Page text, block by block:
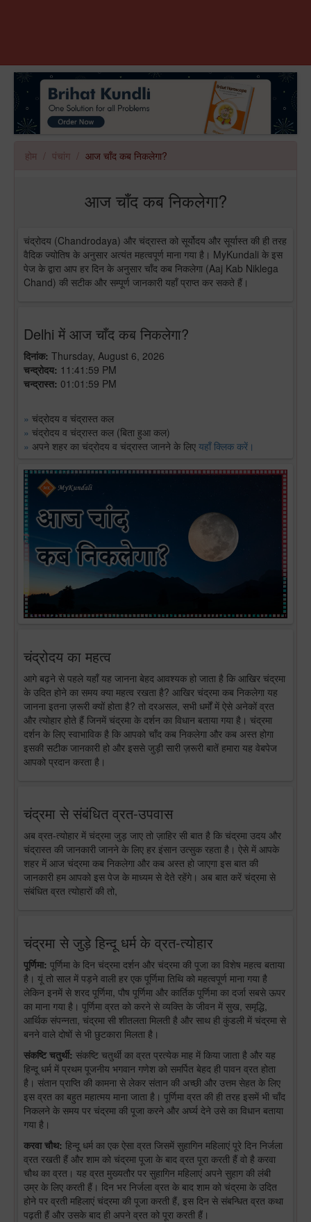
होम पंचांग आज चाँद कब निकलेगा?
आज चाँद कब निकलेगा?
चंद्रोदय (Chandrodaya) और चंद्रास्त को सूर्योदय और सूर्यास्त की ही तरह
वैदिक ज्योतिष के अनुसार अत्यंत महत्वपूर्ण माना गया है। MyKundali के इस
पेज के द्वारा आप हर दिन के अनुसार चाँद कब निकलेगा (Aaj Kab Niklega
Chand) की सटीक और सम्पूर्ण जानकारी यहाँ प्राप्त कर सकते हैं।
Delhi में आज चाँद कब निकलेगा?
दिनांक: Thursday, August 6, 2026
चन्द्रोदय: 11:41:59 PM
चन्द्रास्त: 01:01:59 PM
» चंद्रोदय व चंद्रास्त कल
» चंद्रोदय व चंद्रास्त कल (बिता हुआ कल)
» अपने शहर का चंद्रोदय व चंद्रास्त जानने के लिए यहाँ क्लिक करें।
चंद्रोदय का महत्व
आगे बढ़ने से पहले यहाँ यह जानना बेहद आवश्यक हो जाता है कि आखिर चंद्रमा
के उदित होने का समय क्या महत्व रखता है? आखिर चंद्रमा कब निकलेगा यह
जानना इतना ज़रूरी क्यों होता है? तो दरअसल, सभी धर्मों में ऐसे अनेकों व्रत
और त्योहार होते हैं जिनमें चंद्रमा के दर्शन का विधान बताया गया है। चंद्रमा
दर्शन के लिए स्वाभाविक है कि आपको चाँद कब निकलेगा और कब अस्त होगा
इसकी सटीक जानकारी हो और इससे जुड़ी सारी ज़रूरी बातें हमारा यह वेबपेज
आपको प्रदान करता है।
चंद्रमा से संबंधित व्रत-उपवास
अब व्रत-त्योहार में चंद्रमा जुड़ जाए तो ज़ाहिर सी बात है कि चंद्रमा उदय और
चंद्रास्त की जानकारी जानने के लिए हर इंसान उत्सुक रहता है। ऐसे में आपके
शहर में आज चंद्रमा कब निकलेगा और कब अस्त हो जाएगा इस बात की
जानकारी हम आपको इस पेज के माध्यम से देते रहेंगे। अब बात करें चंद्रमा से
संबंधित व्रत त्योहारों की तो,
चंद्रमा से जुड़े हिन्दू धर्म के व्रत-त्योहार
पूर्णिमा: पूर्णिमा के दिन चंद्रमा दर्शन और चंद्रमा की पूजा का विशेष महत्व बताया
है। यूं तो साल में पड़ने वाली हर एक पूर्णिमा तिथि को महत्वपूर्ण माना गया है
लेकिन इनमें से शरद पूर्णिमा, पौष पूर्णिमा और कार्तिक पूर्णिमा का दर्जा सबसे ऊपर
का माना गया है। पूर्णिमा व्रत को करने से व्यक्ति के जीवन में सुख, समृद्धि,
आर्थिक संपन्नता, चंद्रमा सी शीतलता मिलती है और साथ ही कुंडली में चंद्रमा से
बनने वाले दोषों से भी छुटकारा मिलता है।
संकष्टि चतुर्थी: संकष्टि चतुर्थी का व्रत प्रत्येक माह में किया जाता है और यह
हिन्दू धर्म में प्रथम पूजनीय भगवान गणेश को समर्पित बेहद ही पावन व्रत होता
है। संतान प्राप्ति की कामना से लेकर संतान की अच्छी और उत्तम सेहत के लिए
इस व्रत का बहुत महात्मय माना जाता है। पूर्णिमा व्रत की ही तरह इसमें भी चाँद
निकलने के समय पर चंद्रमा की पूजा करने और अर्घ्य देने उसे का विधान बताया
गया है।
करवा चौथ: हिन्दू धर्म का एक ऐसा व्रत जिसमें सुहागिन महिलाएं पूरे दिन निर्जला
व्रत रखती हैं और शाम को चंद्रमा पूजा के बाद व्रत पूरा करती हैं वो है करवा
चौथ का व्रत। यह व्रत मुख्यतौर पर सुहागिन महिलाएं अपने सुहाग की लंबी
उम्र के लिए करती हैं। दिन भर निर्जला व्रत के बाद शाम को चंद्रमा के उदित
होने पर व्रती महिलाएं चंद्रमा की पूजा करती हैं, इस दिन से संबन्धित व्रत कथा
पढ़ती हैं और उसके बाद ही अपने व्रत को पूरा करती हैं।